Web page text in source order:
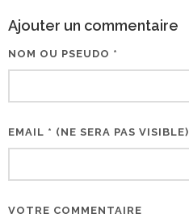
Ajouter un commentaire
NOM OU PSEUDO *
EMAIL * (NE SERA PAS VISIBLE)
VOTRE COMMENTAIRE